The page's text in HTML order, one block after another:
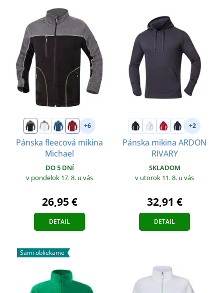
+6
Pánska fleecová mikina
Michael
DO 5 DNÍ
v pondelok 17. 8. u vás
26,95 €
DETAIL
+2
Pánska mikina ARDON
RIVARY
SKLADOM
v utorok 11. 8. u vás
32,91 €
DETAIL
Sami obliekame